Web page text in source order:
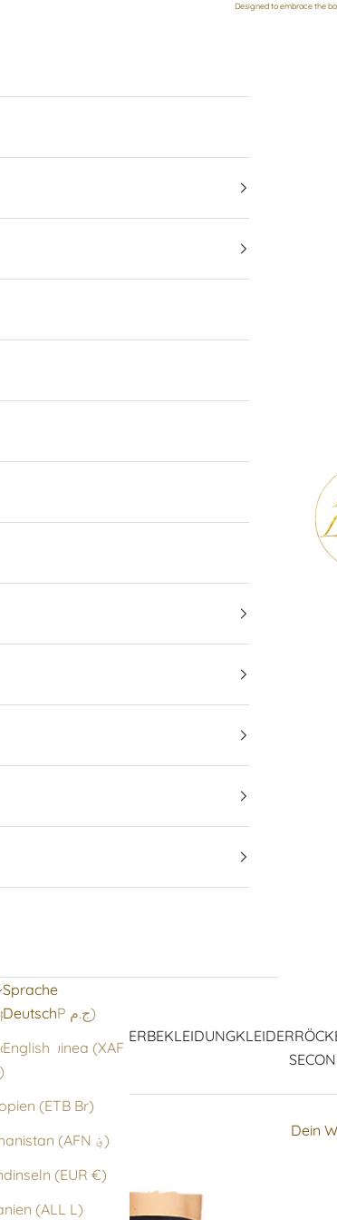
Designed to embrace the
OBERBEKLEIDUNGKLEIDER
Ägypten (EGP ج.م)
(XAF
Äthiopien (ETB Br)
Afghanistan (AFN ؋)
Ålandinseln (EUR €)
Albanien (ALL L)
Sprache
Deutsch
English
Dein